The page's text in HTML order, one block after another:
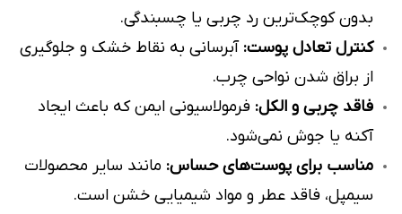
بدون کوچک‌ترین رد چربی یا چسبندگی.
کنترل تعادل پوست: آبرسانی به نقاط خشک و جلوگیری
از براق شدن نواحی چرب.
فاقد چربی و الکل: فرمولاسیونی ایمن که باعث ایجاد
آکنه یا جوش نمی‌شود.
مناسب برای پوست‌های حساس: مانند سایر محصولات
سیمپل، فاقد عطر و مواد شیمیایی خشن است.